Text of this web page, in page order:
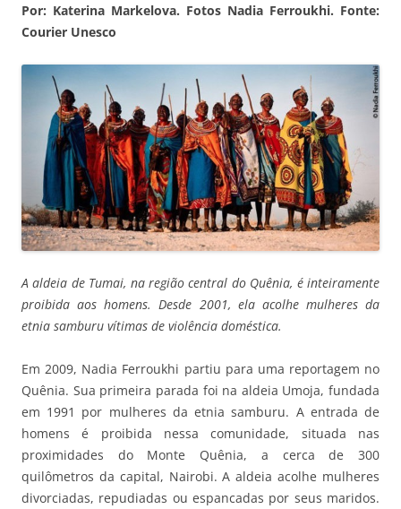
Por: Katerina Markelova. Fotos Nadia Ferroukhi. Fonte:
Courier Unesco
A aldeia de Tumai, na região central do Quênia, é inteiramente
proibida aos homens. Desde 2001, ela acolhe mulheres da
etnia samburu vítimas de violência doméstica.
Em 2009, Nadia Ferroukhi partiu para uma reportagem no
Quênia. Sua primeira parada foi na aldeia Umoja, fundada
em 1991 por mulheres da etnia samburu. A entrada de
homens é proibida nessa comunidade, situada nas
proximidades do Monte Quênia, a cerca de 300
quilômetros da capital, Nairobi. A aldeia acolhe mulheres
divorciadas, repudiadas ou espancadas por seus maridos.